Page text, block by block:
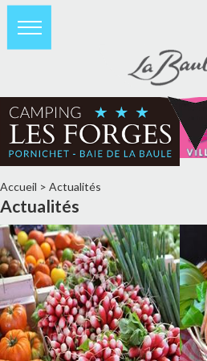
Accueil > Actualités
Actualités